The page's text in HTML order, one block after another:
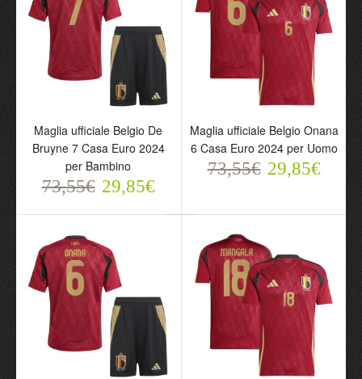
Maglia ufficiale Belgio De
Bruyne 7 Casa Euro 2024
per Bambino
73,55€
Maglia ufficiale Belgio
per Uomo
73,55€
Maglia ufficiale Belgio De
Bruyne 7 Casa Euro 2024
per Bambino
73,55€ 29,85€
Maglia ufficiale Belgio Onana
6 Casa Euro 2024 per Uomo
73,55€ 29,85€